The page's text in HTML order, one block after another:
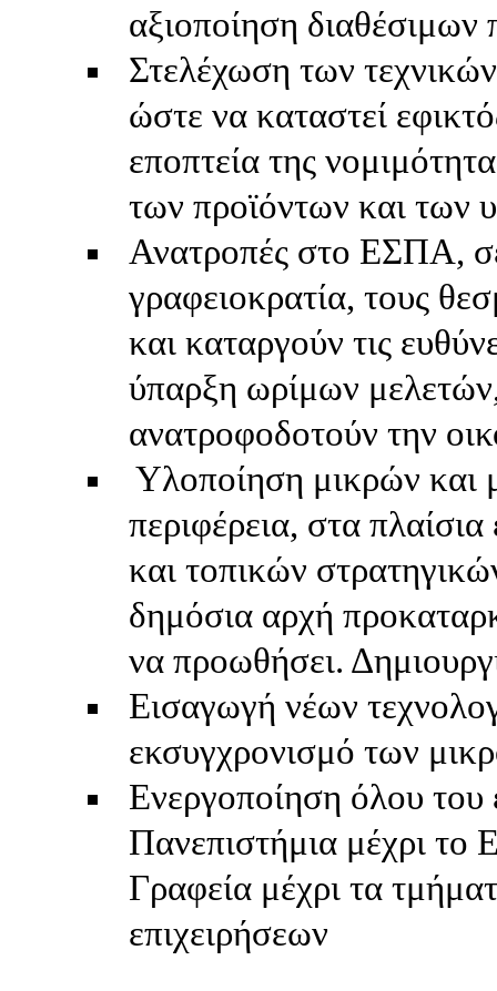
αξιοποίηση
Στελέχωση των
ώστε να καταστεί
εποπτεία της
των προϊόντων και των
Ανατροπές στο ΕΣΠΑ, σε
γραφειοκρατία, τους
και καταργούν τις
ύπαρξη ωρίμων
ανατροφοδοτούν την
Υλοποίηση μικρών και
περιφέρεια, στα
και τοπικών
δημόσια αρχή
να προωθήσει.
Εισαγωγή νέων
εκσυγχρονισμό των
Ενεργοποίηση όλου του
Πανεπιστήμια μέχρι το
Γραφεία μέχρι τα
επιχειρήσεων